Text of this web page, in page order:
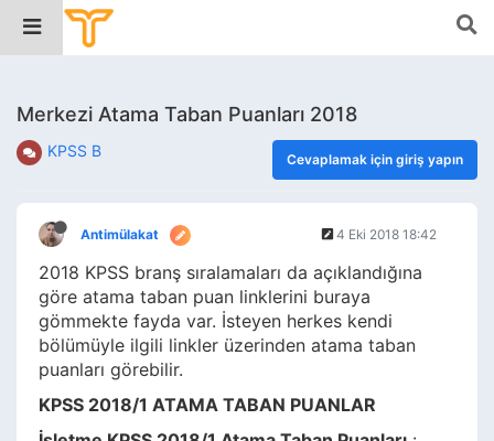
Merkezi Atama Taban Puanları 2018
KPSS B Cevaplamak için giriş yapın
Antimülakat 4 Eki 2018 18:42
2018 KPSS branş sıralamaları da açıklandığına
göre atama taban puan linklerini buraya
gömmekte fayda var. İsteyen herkes kendi
bölümüyle ilgili linkler üzerinden atama taban
puanları görebilir.
KPSS 2018/1 ATAMA TABAN PUANLAR